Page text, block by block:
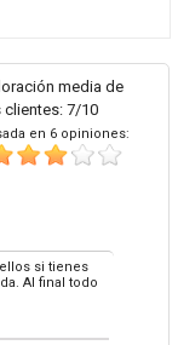
media de
clientes: 7/10
en 6 opiniones:
si tienes
Al final todo